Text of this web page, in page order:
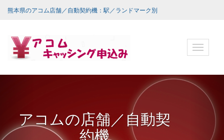
熊本県のアコム店舗／自動契約機：駅／ランドマーク別
ナ
ビ
ー
シ